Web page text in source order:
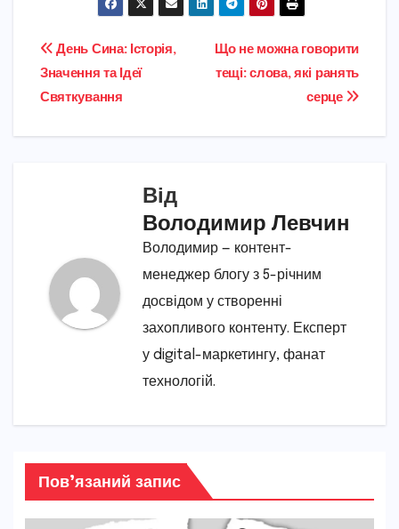
Навігація
записів
Що не можна говорити
тещі: слова, які ранять
серце
День Сина: Історія,
Значення та Ідеї
Святкування
Від
Володимир Левчин
Володимир — контент-
менеджер блогу з 5-річним
досвідом у створенні
захопливого контенту. Експерт
у digital-маркетингу, фанат
технологій.
Пов’язаний запис